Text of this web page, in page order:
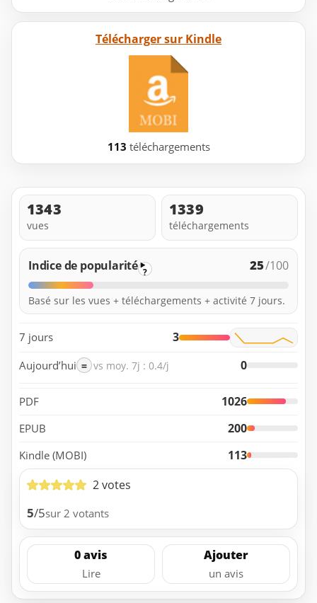
Télécharger sur Kindle
113 téléchargements
1343
vues
1339
téléchargements
Indice de popularité ? 25/100
Basé sur les vues + téléchargements + activité 7 jours.
7 jours 3
Aujourd’hui = vs moy. 7j : 0.4/j 0
PDF 1026
EPUB 200
Kindle (MOBI)
113
2 votes
5/5sur 2 votants
0 avis
Lire
Ajouter
un avis